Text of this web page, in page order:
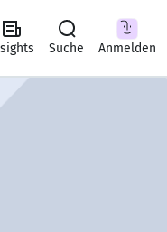
Suche Anmelden